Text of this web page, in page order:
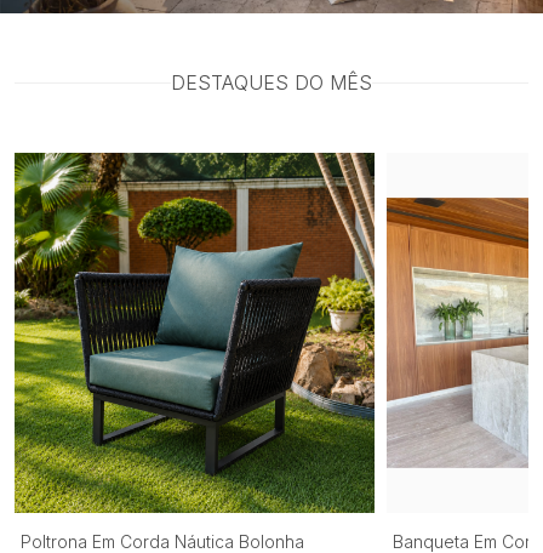
DESTAQUES DO MÊS
Poltrona Em Corda Náutica Bolonha Banqueta Em